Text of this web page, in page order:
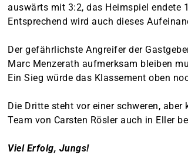
auswärts mit 3:2, das Heimspiel endete
Entsprechend wird auch dieses
Der gefährlichste Angreifer der
Marc Menzerath aufmerksam bleiben
Ein Sieg würde das Klassement oben
Die Dritte steht vor einer schweren,
Team von Carsten Rösler auch in Eller
Viel Erfolg, Jungs!